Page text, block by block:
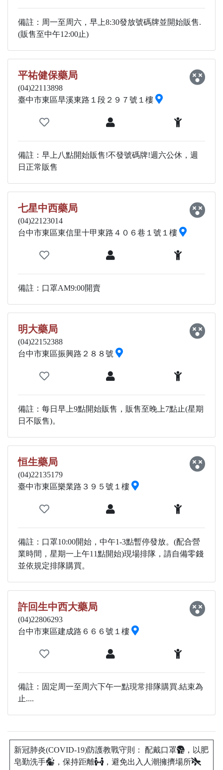
備註：周一至周六，早上8:30發放號碼牌並開始販售.
(販售至中午12:00止)
平祐健保藥局
(04)22113898
臺中市東區旱溪東路１段２９７號１樓
備註：早上八點開始販售!不發號碼牌!週六公休，週
日正常販售
七星中西藥局
(04)22123014
台中市東區東信里十甲東路４０６巷１號１樓
備註：口罩AM9:00開賣
明大藥局
(04)22152388
台中市東區振興路２８８號
備註：每日早上9點開始販售，販售至晚上7點止(星期
日不販售)。
恒生藥局
(04)22135179
臺中市東區樂業路３９５號１樓
備註：口罩10:00開始，中午1-3點暫停發放。(配合營
業時間，星期一上午11點開始)現場排隊，請自備零錢
並依規定排隊購買。
許回生中西大藥局
(04)22806293
台中市東區建成路６６６號１樓
備註：固定周一至周六下午一點現常排隊購買.結束為
止....
新冠肺炎(COVID-19)防護教戰守則： 配戴口罩
，以肥
皂勤洗手
，保持距離 ，避免出入人潮擁擠場所